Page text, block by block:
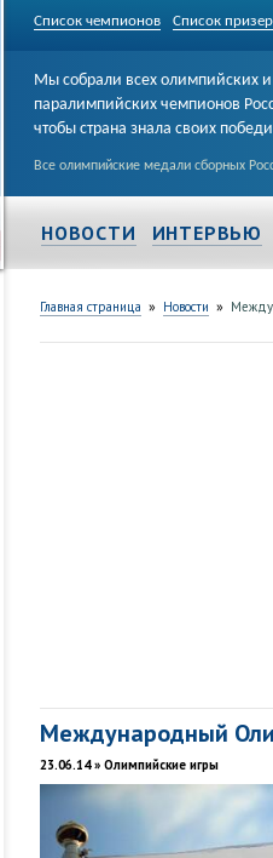
Список чемпионов Список
Мы собрали всех олимпийских и
паралимпийских чемпионов
чтобы страна знала своих
Все олимпийские медали сборных
НОВОСТИ ИНТЕРВЬЮ
Главная страница » Новости »
Международный
23.06.14 » Олимпийские игры